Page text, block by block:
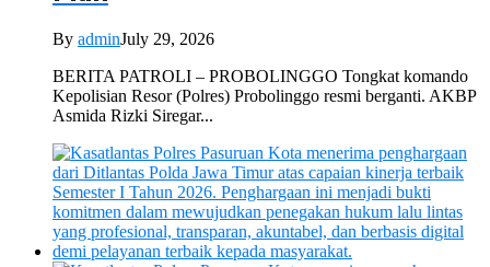
By adminJuly 29, 2026
BERITA PATROLI – PROBOLINGGO Tongkat komando
Kepolisian Resor (Polres) Probolinggo resmi berganti. AKBP
Asmida Rizki Siregar...